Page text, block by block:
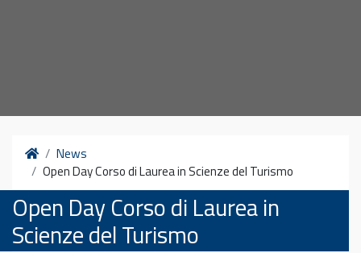
HomeNews
Open Day Corso di Laurea in Scienze del Turismo
Open Day Corso di Laurea in
Scienze del Turismo